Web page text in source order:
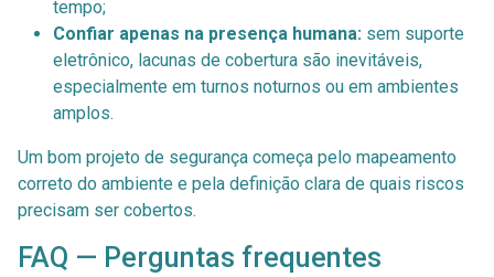
tempo;
Confiar apenas na presença humana: sem suporte
eletrônico, lacunas de cobertura são inevitáveis,
especialmente em turnos noturnos ou em ambientes
amplos.
Um bom projeto de segurança começa pelo mapeamento
correto do ambiente e pela definição clara de quais riscos
precisam ser cobertos.
FAQ — Perguntas frequentes